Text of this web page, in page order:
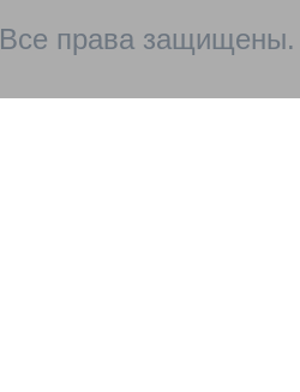
Все права защищены.